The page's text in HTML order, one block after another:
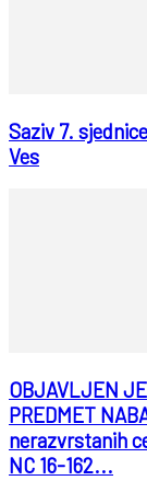
Saziv 7.
Ves
OBJAVLJEN
PREDMET
nerazvrstanih
NC 16-162...